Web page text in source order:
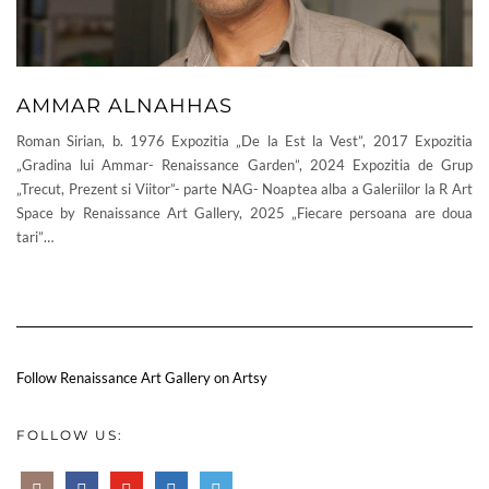
AMMAR ALNAHHAS
Roman Sirian, b. 1976 Expozitia „De la Est la Vest”, 2017 Expozitia
„Gradina lui Ammar- Renaissance Garden”, 2024 Expozitia de Grup
„Trecut, Prezent si Viitor”- parte NAG- Noaptea alba a Galeriilor la R Art
Space by Renaissance Art Gallery, 2025 „Fiecare persoana are doua
tari”…
Follow Renaissance Art Gallery on Artsy
FOLLOW US: